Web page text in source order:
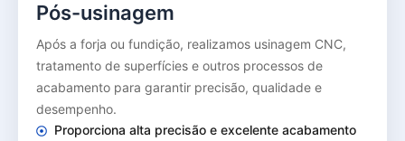
Pós-usinagem
Após a forja ou fundição, realizamos usinagem CNC,
tratamento de superfícies e outros processos de
acabamento para garantir precisão, qualidade e
desempenho.
Proporciona alta precisão e excelente acabamento